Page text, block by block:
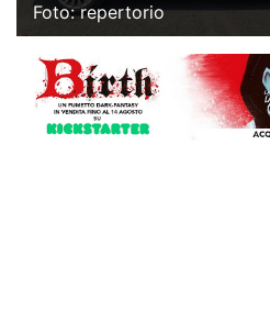
Foto: repertorio